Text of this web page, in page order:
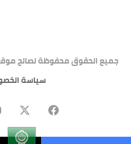
جميع الحقوق محفوظة لصالح موقع
سياسة
فيسبوك